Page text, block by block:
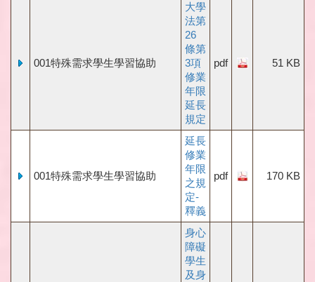
001特殊需求學生學習協助
大學
法第
26
條第
3項
修業
年限
延長
規定
pdf 51 KB
001特殊需求學生學習協助
延長
修業
年限
之規
定-
釋義
pdf 170 KB
身心
障礙
學生
及身